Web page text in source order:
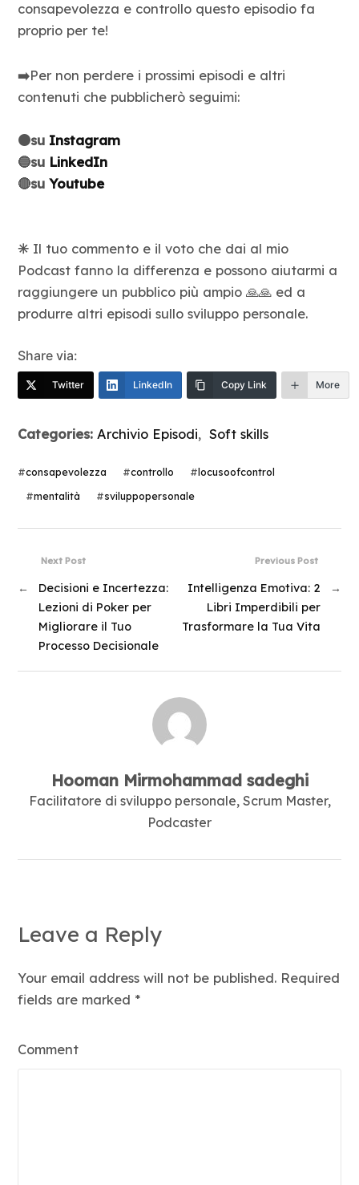
consapevolezza e controllo questo episodio fa
proprio per te!
➡️Per non perdere i prossimi episodi e altri
contenuti che pubblicherò seguimi:
🟠su Instagram
🔵su LinkedIn
🔴suYoutube
✳️ Il tuo commento e il voto che dai al mio
Podcast fanno la differenza e possono aiutarmi a
raggiungere un pubblico più ampio 🙏🙏 ed a
produrre altri episodi sullo sviluppo personale.
Share via:
Twitter LinkedIn Copy Link More
Categories: Archivio Episodi, Soft skills
#consapevolezza #controllo # locusoofcontrol
#mentalità #sviluppopersonale
Previous Post
Intelligenza Emotiva: 2
Libri Imperdibili per
Trasformare la Tua Vita
→
Next Post
←
Decisioni e Incertezza:
Lezioni di Poker per
Migliorare il Tuo
Processo Decisionale
Hooman Mirmohammad sadeghi
Facilitatore di sviluppo personale, Scrum Master,
Podcaster
Leave a Reply
Your email address will not be published. Required
fields are marked *
Comment